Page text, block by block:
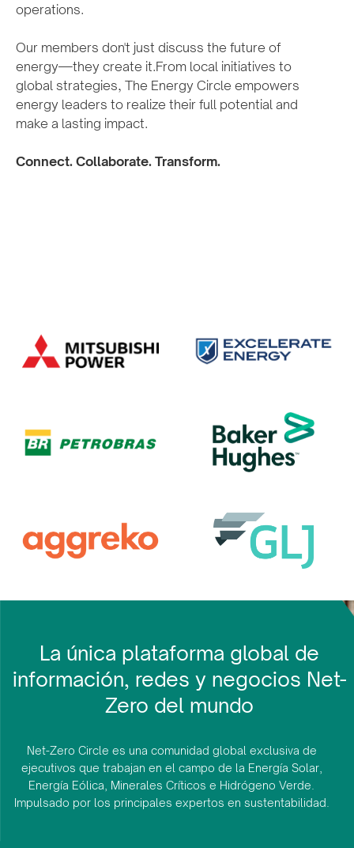
operations.
Our members don't just discuss the future of
energy—they create it.From local initiatives to
global strategies, The Energy Circle empowers
energy leaders to realize their full potential and
make a lasting impact.
Connect. Collaborate. Transform.
La única plataforma global de
información, redes y negocios Net-
Zero del mundo
Net-Zero Circle es una comunidad global exclusiva de
ejecutivos que trabajan en el campo de la Energía Solar,
Energía Eólica, Minerales Críticos e Hidrógeno Verde.
Impulsado por los principales expertos en sustentabilidad.